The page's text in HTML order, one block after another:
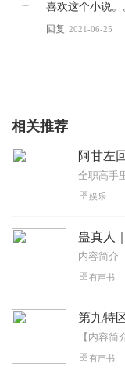
喜欢这个小说。
回复 2021-06-25
相关推荐
阿甘左
娱乐
有声书
有声书